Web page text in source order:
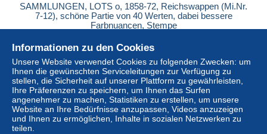
SAMMLUNGEN, LOTS o, 1858-72, Reichswappen (Mi.Nr.
7-12), schöne Partie von 40 Werten, dabei bessere
Farbnuancen, Stempe
± 413,64 $
Status Gewerblicher Händler
Neu
Informationen zu den Cookies
Unsere Website verwendet Cookies zu folgenden Zwecken: um
Ihnen die gewünschten Serviceleitungen zur Verfügung zu
stellen, die Sicherheit auf unserer Plattform zu gewährleisten,
Ihre Präferenzen zu speichern, um Ihnen das Surfen
angenehmer zu machen, Statistiken zu erstellen, um unsere
Website an Ihre Bedürfnisse anzupassen, Videos anzuzeigen
und Ihnen zu ermöglichen, Inhalte in sozialen Netzwerken zu
teilen.